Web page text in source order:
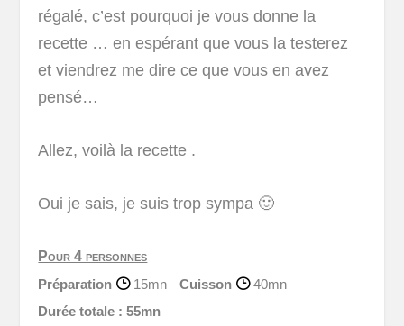
régalé, c’est pourquoi je vous donne la
recette … en espérant que vous la testerez
et viendrez me dire ce que vous en avez
pensé…
Allez, voilà la recette .
Oui je sais, je suis trop sympa 🙂
Pour 4 personnes
Préparation
15mn Cuisson
40mn
Durée totale : 55mn